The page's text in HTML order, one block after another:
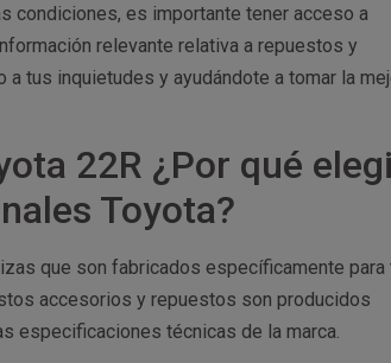
condiciones, es importante tener acceso a
relevante relativa a repuestos y
tus inquietudes y ayudándote a tomar la
22R ¿Por qué
Toyota?
que son fabricados específicamente para
accesorios y repuestos son producidos
especificaciones técnicas de la marca.